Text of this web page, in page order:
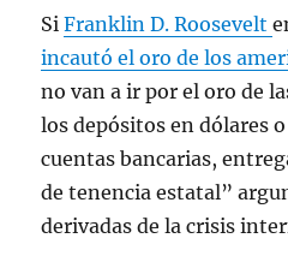
SiFranklin D. Roosevelt
incautó el oro de los
no van a ir por el oro de
los depósitos en dólares
cuentas bancarias,
de tenencia estatal”
derivadas de la crisis